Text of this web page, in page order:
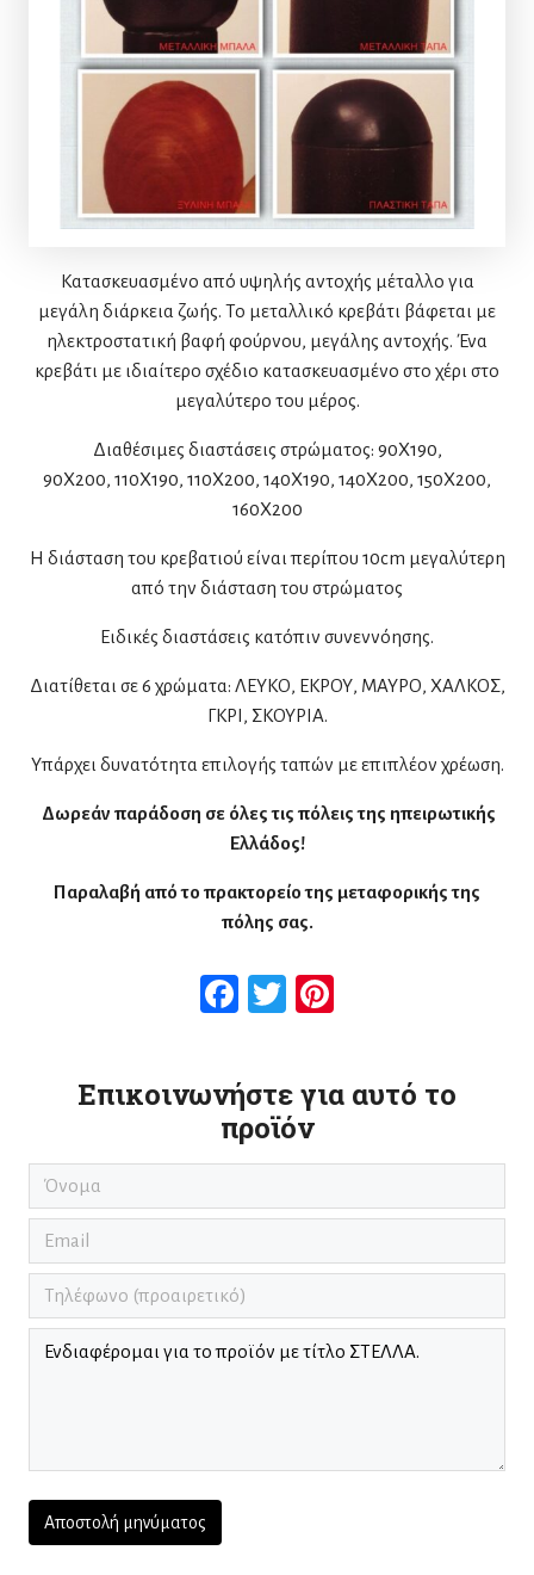
Κατασκευασμένο από υψηλής αντοχής μέταλλο για
μεγάλη διάρκεια ζωής. Το μεταλλικό κρεβάτι βάφεται με
ηλεκτροστατική βαφή φούρνου, μεγάλης αντοχής. Ένα
κρεβάτι με ιδιαίτερο σχέδιο κατασκευασμένο στο χέρι στο
μεγαλύτερο του μέρος.
Διαθέσιμες διαστάσεις στρώματος: 90Χ190,
90X200, 110Χ190, 110X200, 140Χ190, 140X200, 150Χ200,
160Χ200
Η διάσταση του κρεβατιού είναι περίπου 10cm μεγαλύτερη
από την διάσταση του στρώματος
Ειδικές διαστάσεις κατόπιν συνεννόησης.
Διατίθεται σε 6 χρώματα: ΛΕΥΚΟ, ΕΚΡΟΥ, ΜΑΥΡΟ, ΧΑΛΚΟΣ,
ΓΚΡΙ, ΣΚΟΥΡΙΑ.
Υπάρχει δυνατότητα επιλογής ταπών με επιπλέον χρέωση.
Δωρεάν παράδοση σε όλες τις πόλεις της ηπειρωτικής
Ελλάδος!
Παραλαβή από το πρακτορείο της μεταφορικής της
πόλης σας.
Facebook
Twitter
Επικοινωνήστε για αυτό το
προϊόν